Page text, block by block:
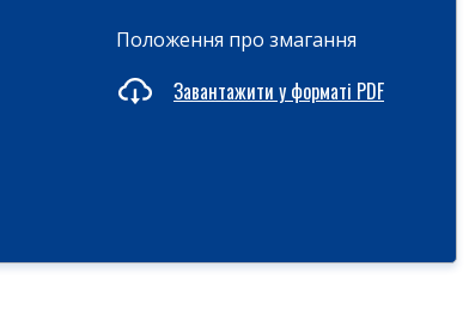
Положення про змагання
Завантажити у форматі PDF